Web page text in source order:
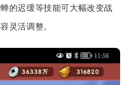
的迟缓等技能可大幅改变战
灵活调整。